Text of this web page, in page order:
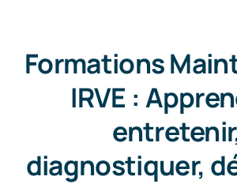
Formations
IRVE :
diagnostiquer,